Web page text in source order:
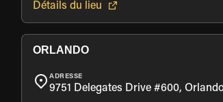
Détails du lieu
ORLANDO
ADRESSE
9751 Delegates Drive #600,